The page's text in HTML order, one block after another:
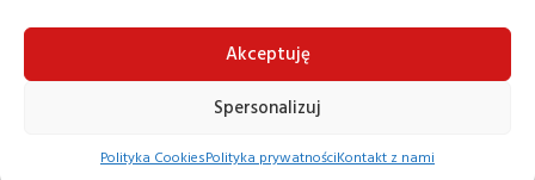
Akceptuję
Spersonalizuj
Polityka CookiesPolityka prywatnościKontakt z nami
Funkcjonalny i przyjazny dla użytkownika
EP ESA121 to nie tylko wydajność, ale i wygoda.
zaprojektowana z myślą o użytkowniku – znajdziesz